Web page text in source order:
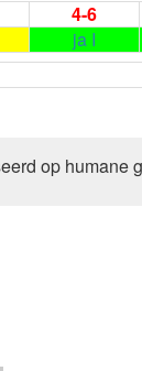
4-6
ja I
op humane